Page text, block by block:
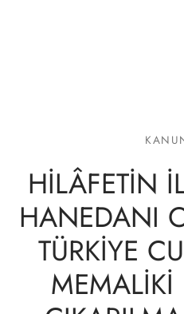
HİLÂFETİN
HANEDANI
TÜRKİYE